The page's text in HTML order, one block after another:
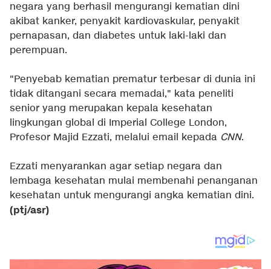
negara yang berhasil mengurangi kematian dini
akibat kanker, penyakit kardiovaskular, penyakit
pernapasan, dan diabetes untuk laki-laki dan
perempuan.
"Penyebab kematian prematur terbesar di dunia ini
tidak ditangani secara memadai," kata peneliti
senior yang merupakan kepala kesehatan
lingkungan global di Imperial College London,
Profesor Majid Ezzati, melalui email kepada CNN.
Ezzati menyarankan agar setiap negara dan
lembaga kesehatan mulai membenahi penanganan
kesehatan untuk mengurangi angka kematian dini.
(ptj/asr)